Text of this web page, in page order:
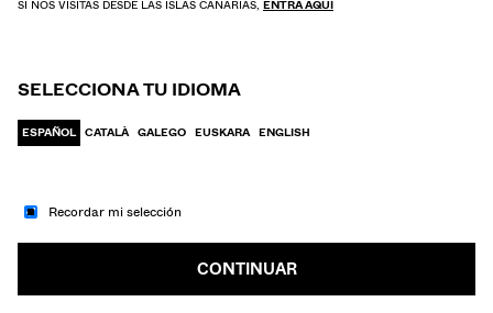
HOMBRE
SI NOS VISITAS DESDE LAS ISLAS CANARIAS, ENTRA AQUÍ
SELECCIONA TU IDIOMA
ESPAÑOL CATALÀ GALEGO EUSKARA ENGLISH
Recordar mi selección
CONTINUAR